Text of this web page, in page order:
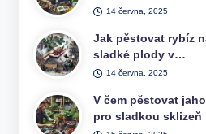
14 června, 2025
Jak pěstovat rybíz
sladké plody v…
14 června, 2025
V čem pěstovat
pro sladkou sklizeň